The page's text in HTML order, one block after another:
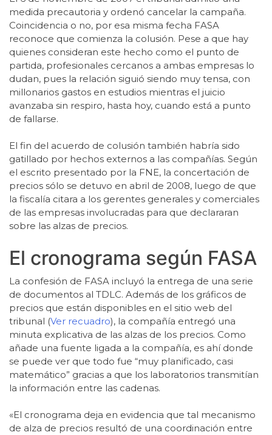
medida precautoria y ordenó cancelar la campaña.
Coincidencia o no, por esa misma fecha FASA
reconoce que comienza la colusión. Pese a que hay
quienes consideran este hecho como el punto de
partida, profesionales cercanos a ambas empresas lo
dudan, pues la relación siguió siendo muy tensa, con
millonarios gastos en estudios mientras el juicio
avanzaba sin respiro, hasta hoy, cuando está a punto
de fallarse.
El fin del acuerdo de colusión también habría sido
gatillado por hechos externos a las compañías. Según
el escrito presentado por la FNE, la concertación de
precios sólo se detuvo en abril de 2008, luego de que
la fiscalía citara a los gerentes generales y comerciales
de las empresas involucradas para que declararan
sobre las alzas de precios.
El cronograma según FASA
La confesión de FASA incluyó la entrega de una serie
de documentos al TDLC. Además de los gráficos de
precios que están disponibles en el sitio web del
tribunal (Ver recuadro), la compañía entregó una
minuta explicativa de las alzas de los precios. Como
añade una fuente ligada a la compañía, es ahí donde
se puede ver que todo fue “muy planificado, casi
matemático” gracias a que los laboratorios transmitían
la información entre las cadenas.
«El cronograma deja en evidencia que tal mecanismo
de alza de precios resultó de una coordinación entre